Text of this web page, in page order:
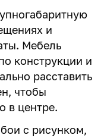
и
Мебель
конструкции и
расставить
чтобы
в центре.
с рисунком,